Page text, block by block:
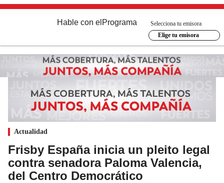
Hable con el Programa
Selecciona tu emisora
Elige tu emisora
Actualidad
Frisby España inicia un pleito legal
contra senadora Paloma Valencia,
del Centro Democrático